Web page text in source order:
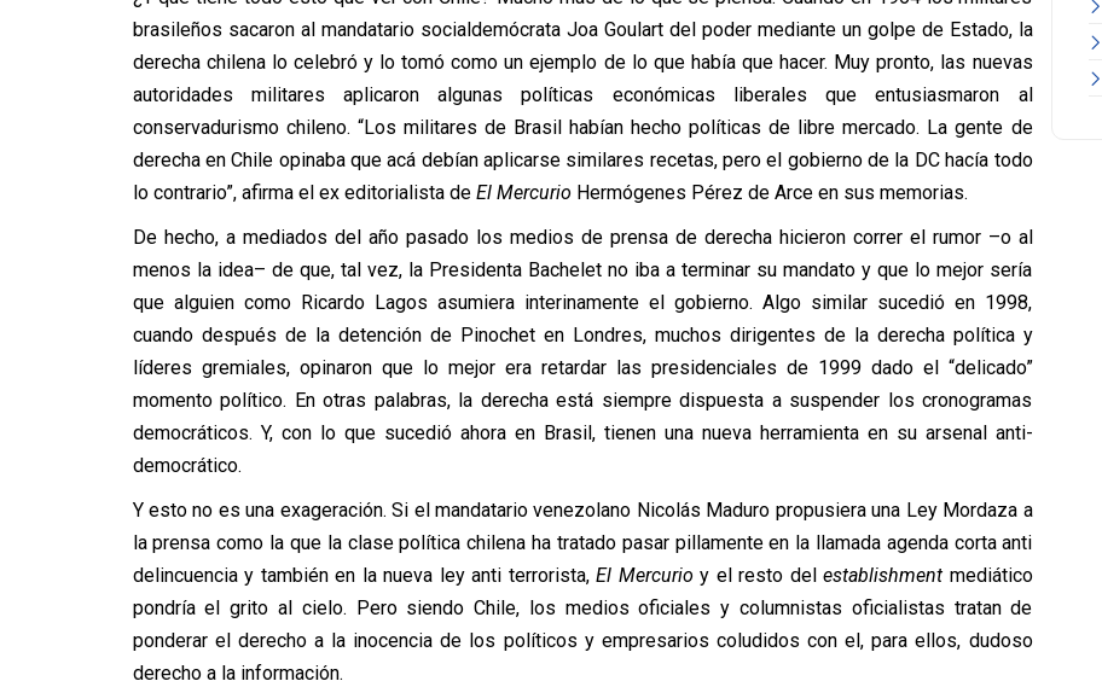
brasileños sacaron al mandatario socialdemócrata Joa Goulart del poder mediante un golpe de Estado, la
derecha chilena lo celebró y lo tomó como un ejemplo de lo que había que hacer. Muy pronto, las nuevas
autoridades militares aplicaron algunas políticas económicas liberales que entusiasmaron al
conservadurismo chileno. “Los militares de Brasil habían hecho políticas de libre mercado. La gente de
derecha en Chile opinaba que acá debían aplicarse similares recetas, pero el gobierno de la DC hacía todo
lo contrario”, afirma el ex editorialista de El Mercurio Hermógenes Pérez de Arce en sus memorias.
De hecho, a mediados del año pasado los medios de prensa de derecha hicieron correr el rumor –o al
menos la idea– de que, tal vez, la Presidenta Bachelet no iba a terminar su mandato y que lo mejor sería
que alguien como Ricardo Lagos asumiera interinamente el gobierno. Algo similar sucedió en 1998,
cuando después de la detención de Pinochet en Londres, muchos dirigentes de la derecha política y
líderes gremiales, opinaron que lo mejor era retardar las presidenciales de 1999 dado el “delicado”
momento político. En otras palabras, la derecha está siempre dispuesta a suspender los cronogramas
democráticos. Y, con lo que sucedió ahora en Brasil, tienen una nueva herramienta en su arsenal anti-
democrático.
Y esto no es una exageración. Si el mandatario venezolano Nicolás Maduro propusiera una Ley Mordaza a
la prensa como la que la clase política chilena ha tratado pasar pillamente en la llamada agenda corta anti
delincuencia y también en la nueva ley anti terrorista, El Mercurio y el resto del establishment mediático
pondría el grito al cielo. Pero siendo Chile, los medios oficiales y columnistas oficialistas tratan de
ponderar el derecho a la inocencia de los políticos y empresarios coludidos con el, para ellos, dudoso
derecho a la información.